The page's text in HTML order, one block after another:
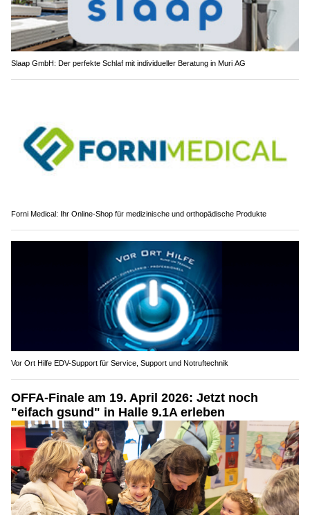
Slaap GmbH: Der perfekte Schlaf mit individueller Beratung in Muri AG
Forni Medical: Ihr Online-Shop für medizinische und orthopädische Produkte
Vor Ort Hilfe EDV-Support für Service, Support und Notruftechnik
OFFA-Finale am 19. April 2026: Jetzt noch
"eifach gsund" in Halle 9.1A erleben